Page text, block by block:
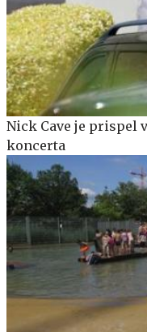
Nick Cave je prispel
koncerta